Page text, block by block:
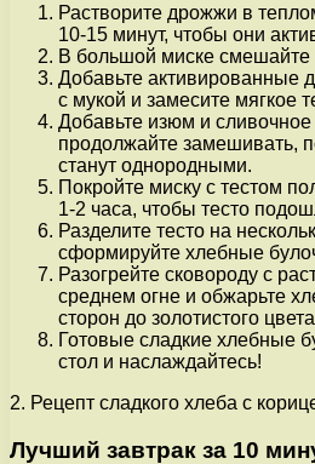
Растворите дрожжи в
10-15 минут, чтобы они
В большой миске смешайте
Добавьте активированные
с мукой и замесите мягкое
Добавьте изюм и сливочное
продолжайте замешивать,
станут однородными.
Покройте миску с тестом
1-2 часа, чтобы тесто
Разделите тесто на
сформируйте хлебные
Разогрейте сковороду с
среднем огне и обжарьте
сторон до золотистого
Готовые сладкие хлебные
стол и наслаждайтесь!
2. Рецепт сладкого хлеба с
Лучший завтрак за 10